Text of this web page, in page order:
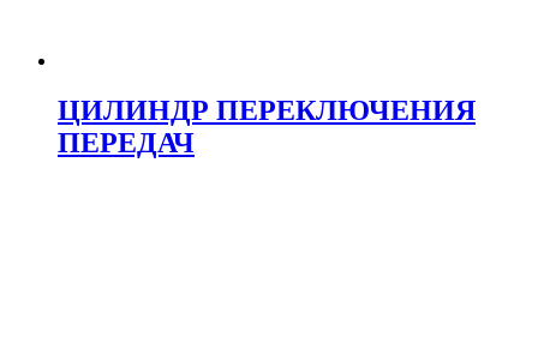
ЦИЛИНДР ПЕРЕКЛЮЧЕНИЯ
ПЕРЕДАЧ